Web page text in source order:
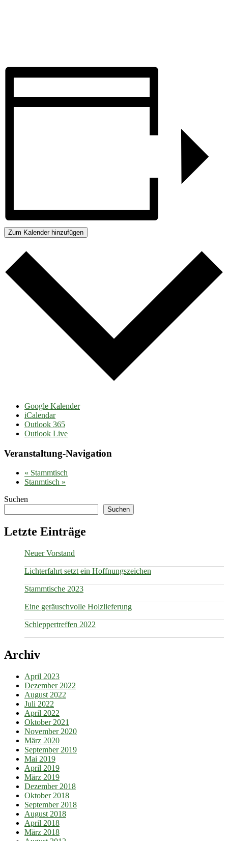
Zum Kalender hinzufügen
Google Kalender
iCalendar
Outlook 365
Outlook Live
Veranstaltung-Navigation
« Stammtisch
Stanmtisch »
Suchen
Suchen
Letzte Einträge
Neuer Vorstand
Lichterfahrt setzt ein Hoffnungszeichen
Stammtische 2023
Eine geräuschvolle Holzlieferung
Schleppertreffen 2022
Archiv
April 2023
Dezember 2022
August 2022
Juli 2022
April 2022
Oktober 2021
November 2020
März 2020
September 2019
Mai 2019
April 2019
März 2019
Dezember 2018
Oktober 2018
September 2018
August 2018
April 2018
März 2018